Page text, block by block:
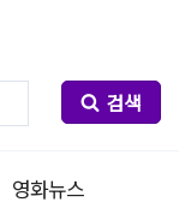
검색
영화뉴스